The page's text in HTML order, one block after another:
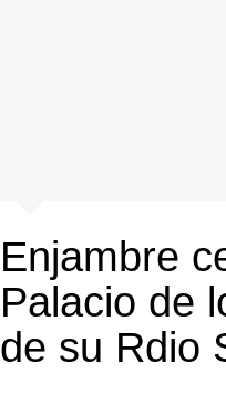
Enjambre
Palacio de
de su Rdio